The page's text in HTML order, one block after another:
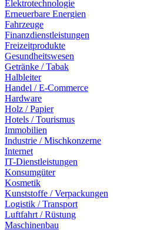
Elektrotechnologie
Erneuerbare Energien
Fahrzeuge
Finanzdienstleistungen
Freizeitprodukte
Gesundheitswesen
Getränke / Tabak
Halbleiter
Handel / E-Commerce
Hardware
Holz / Papier
Hotels / Tourismus
Immobilien
Industrie / Mischkonzerne
Internet
IT-Dienstleistungen
Konsumgüter
Kosmetik
Kunststoffe / Verpackungen
Logistik / Transport
Luftfahrt / Rüstung
Maschinenbau